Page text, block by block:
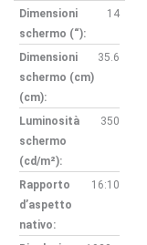
Dimensioni
schermo (“):
14
Dimensioni
schermo (cm)
(cm):
35.6
Luminosità
schermo
(cd/m²):
350
Rapporto
d’aspetto
nativo:
16:10